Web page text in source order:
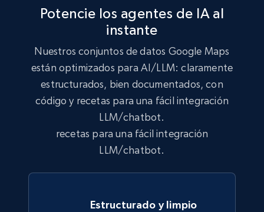
1.8K+ 215+ Buy Now
G2 software - product reviews
Review id, Author id, Author, Position, Company
Potencie los agentes de IA al
instante
Nuestros conjuntos de datos Google Maps
están optimizados para AI/LLM: claramente
estructurados, bien documentados, con
código y recetas para una fácil integración
LLM/chatbot.
recetas para una fácil integración
LLM/chatbot.
Estructurado y limpio